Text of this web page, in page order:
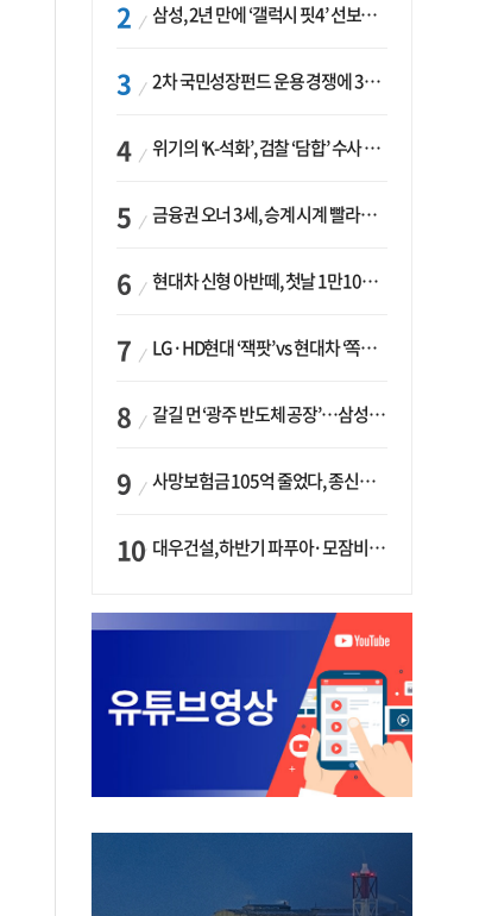
삼성, 2년 만에 ‘갤럭시 핏4’ 선보이나…웨어러블 생태계 확장 ‘시동’
2차 국민성장펀드 운용 경쟁에 33개사 몰렸다…신한·하나 등 새 얼굴 대거 합류
위기의 ‘K-석화’, 검찰 ‘담합’ 수사 착수…“LG·한화·롯데 등 7개 업체, 8개 제품 가격 담합”
금융권 오너 3세, 승계 시계 빨라지나…한국투자 ‘속도’·미래에셋·메리츠는 ‘거리두기’
현대차 신형 아반떼, 첫날 1만1094대 계약…역대 최고치 경신
LG·HD현대 ‘잭팟’ vs 현대차 ‘쪽박’…글로벌 사모펀드, 韓 대기업 투자 ‘희비’
갈길 먼 ‘광주 반도체 공장’…삼성·SK, ‘주 52시간제’ 규제 해소 ‘공방’
사망보험금 105억 줄었다, 종신보험·유동화 동시에 ‘주춤’…신한라이프는 401억 급증
대우건설, 하반기 파푸아·모잠비크 LNG 플랜트 수주 가시권…수주목표 27조로 샹향